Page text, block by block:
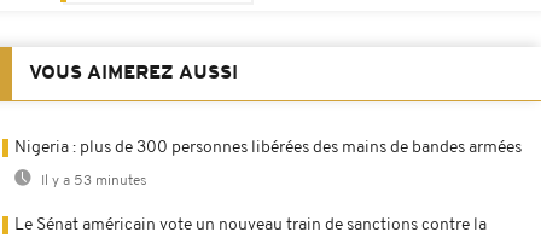
VOUS AIMEREZ AUSSI
Nigeria : plus de 300 personnes libérées des mains de bandes armées
Il y a 53 minutes
Le Sénat américain vote un nouveau train de sanctions contre la